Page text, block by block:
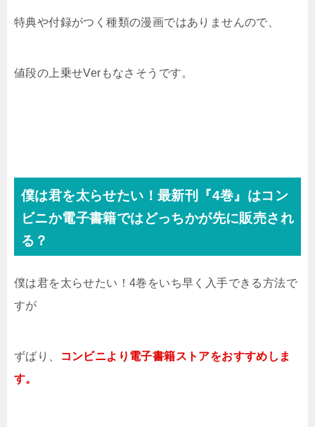
特典や付録がつく種類の漫画ではありませんので、
値段の上乗せVerもなさそうです。
僕は君を太らせたい！最新刊『4巻』はコン
ビニか電子書籍ではどっちかが先に販売され
る？
僕は君を太らせたい！4巻 をいち早く入手できる方法で
すが
ずばり、 コンビニより電子書籍ストアをおすすめしま
す。